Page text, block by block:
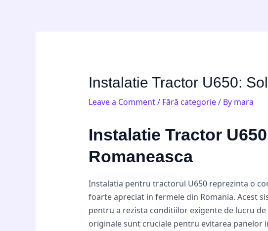
Instalatie Tractor U650:
Leave a Comment/ Fără categorie/ By mara
Instalatie Tractor
Romaneasca
Instalatia pentru tractorul U650 reprezinta o
foarte apreciat in fermele din Romania. Acest
pentru a rezista conditiilor exigente de lucru
originale sunt cruciale pentru evitarea panelor